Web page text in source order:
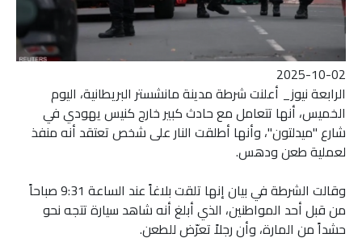
2025-10-02
الرابعة نيوز_ أعلنت شرطة مدينة مانشستر البريطانية، اليوم
الخميس، أنها تتعامل مع حادث كبير خارج كنيس يهودي في
شارع "ميدلتون"، وأنها أطلقت النار على شخص تعتقد أنه منفذ
لعملية طعن ودهس.
وقالت الشرطة في بيان إنها تلقت بلاغاً عند الساعة 9:31 صباحاً
من قبل أحد المواطنين، الذي أبلغ أنه شاهد سيارة تتجه نحو
حشداً من المارة، وأن رجلاً تعرّض للطعن.